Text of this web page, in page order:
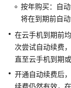
费
说
明
计
概
按年购买：自
将在到期前自动
在云手机到期前
次尝试自动续费
直至云手机到期
开通自动续费后
续费仍然有效，